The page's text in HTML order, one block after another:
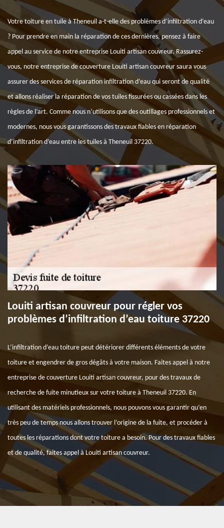
Votre toiture en tuile à Theneuil a-t-elle des problèmes d’infiltration d’eau
? Pour prendre en main la réparation de ces dernières, pensez à faire
appel au service de notre entreprise Louiti artisan couvreur. Rassurez-
vous, notre entreprise de couverture Louiti artisan couvreur saura vous
assurer des services de réparation infiltration d’eau qui seront de qualité
et allons réaliser la réparation de vos tuiles fissurées ou cassées dans les
règles de l’art. Comme nous n’utilisons que des outillages professionnels et
modernes, nous vous garantissons des travaux fiables en réparation
d’infiltration d’eau entre les tuiles à Theneuil 37220.
Louiti artisan couvreur pour régler vos
problèmes d’infiltration d’eau toiture 37220
L’infiltration d’eau toiture peut détériorer différents éléments de votre
toiture et engendrer de gros dégâts à votre maison. Faites appel à notre
entreprise de couverture Louiti artisan couvreur, pour des travaux de
recherche de fuite minutieux sur votre toiture à Theneuil 37220. En
utilisant des matériels professionnels, nous pouvons vous garantir qu’en
très peu de temps nous allons trouver l’origine de la fuite, et procéder à
toutes les réparations dont votre toiture a besoin. Pour des travaux fiables
et de qualité, faites appel à Louiti artisan couvreur.